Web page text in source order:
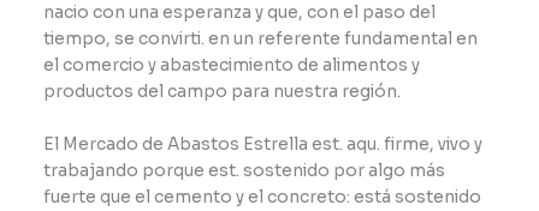
nacio con una esperanza y que, con el paso del
tiempo, se convirti. en un referente fundamental en
el comercio y abastecimiento de alimentos y
productos del campo para nuestra región.
El Mercado de Abastos Estrella est. aqu. firme, vivo y
trabajando porque est. sostenido por algo más
fuerte que el cemento y el concreto: está sostenido